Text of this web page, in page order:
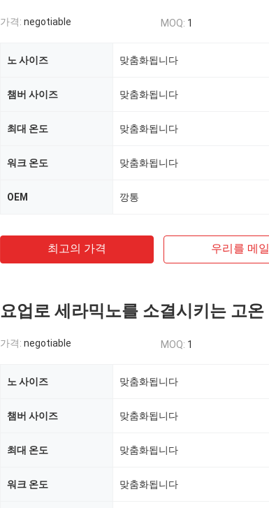
가격: negotiable MOQ: 1
노 사이즈 맞춤화됩니다
챔버 사이즈 맞춤화됩니다
최대 온도 맞춤화됩니다
워크 온도 맞춤화됩니다
OEM 깡통
최고의 가격 우리를 메일
요업로 세라믹노를 소결시키는 고온
가격: negotiable MOQ: 1
노 사이즈 맞춤화됩니다
챔버 사이즈 맞춤화됩니다
최대 온도 맞춤화됩니다
워크 온도 맞춤화됩니다